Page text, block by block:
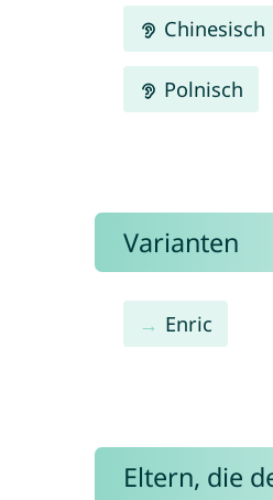
Chinesisch
Polnisch
Varianten
Enric
Eltern, die